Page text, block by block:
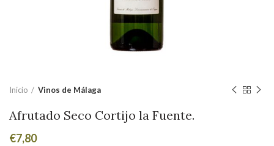
Inicio Vinos de Málaga
Afrutado Seco Cortijo la Fuente.
€7,80